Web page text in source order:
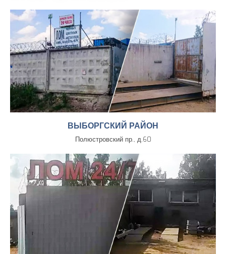
ВЫБОРГСКИЙ РАЙОН
Полюстровский пр., д.60